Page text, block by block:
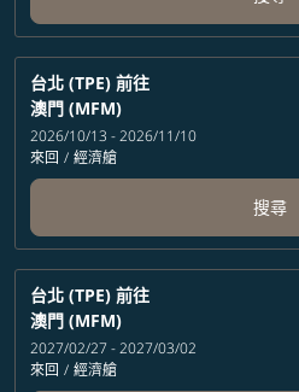
台北 (TPE) 前往
澳門 (MFM)
2026/10/13 - 2026/11/10
來回 / 經濟艙
搜尋
台北 (TPE) 前往
澳門 (MFM)
2027/02/27 - 2027/03/02
來回 / 經濟艙